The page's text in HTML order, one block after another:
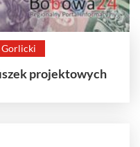
Gorlicki
projektowych